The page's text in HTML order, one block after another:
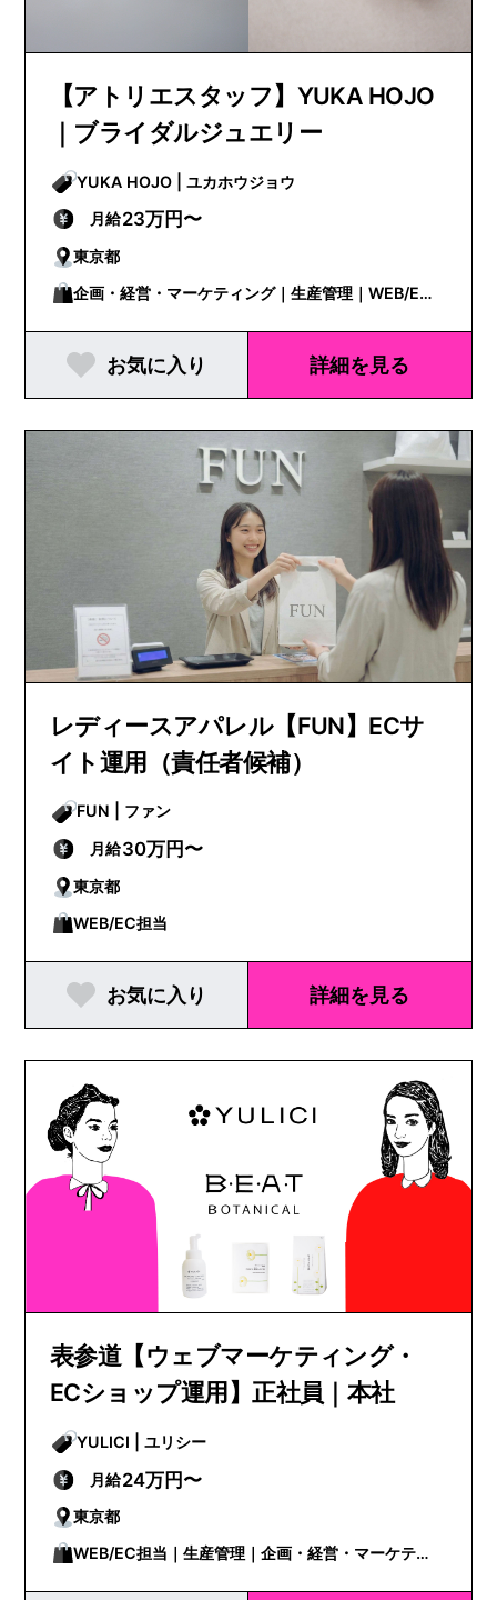
【アトリエスタッフ】YUKA HOJO
｜ブライダルジュエリー
YUKA HOJO | ユカホウジョウ
月給23万円〜
東京都
企画・経営・マーケティング｜生産管理｜WEB/EC
担当｜営業
お気に入り 詳細を見る
レディースアパレル【FUN】ECサ
イト運用（責任者候補）
FUN | ファン
月給30万円〜
東京都
WEB/EC担当
お気に入り 詳細を見る
表参道【ウェブマーケティング・
ECショップ運用】正社員｜本社
YULICI | ユリシー
月給24万円〜
東京都
WEB/EC担当｜生産管理｜企画・経営・マーケティ
ング